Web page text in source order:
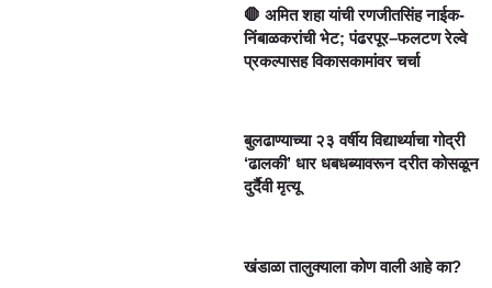
🛑 अमित शहा यांची रणजीतसिंह नाईक-
निंबाळकरांची भेट; पंढरपूर–फलटण रेल्वे
प्रकल्पासह विकासकामांवर चर्चा
बुलढाण्याच्या २३ वर्षीय विद्यार्थ्याचा गोद्री
‘ढालकी’ धार धबधब्यावरून दरीत कोसळून
दुर्दैवी मृत्यू
खंडाळा तालुक्याला कोण वाली आहे का?